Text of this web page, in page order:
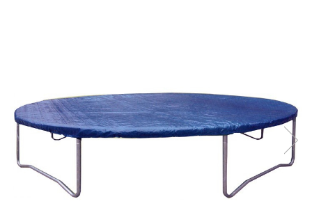
Genti mamici
Umbrele carucioare
Accesorii diverse carucioare
Scaune auto copii
Scaune auto copii de la nastere
Scaune auto 9 kg +